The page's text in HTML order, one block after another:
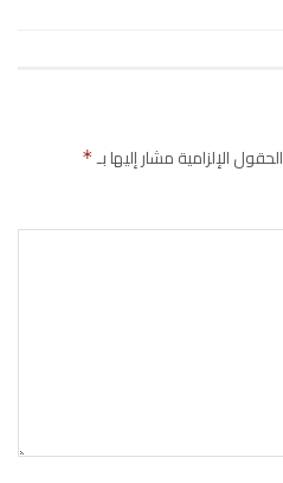
الحقول الإلزامية مشار إليها بـ*